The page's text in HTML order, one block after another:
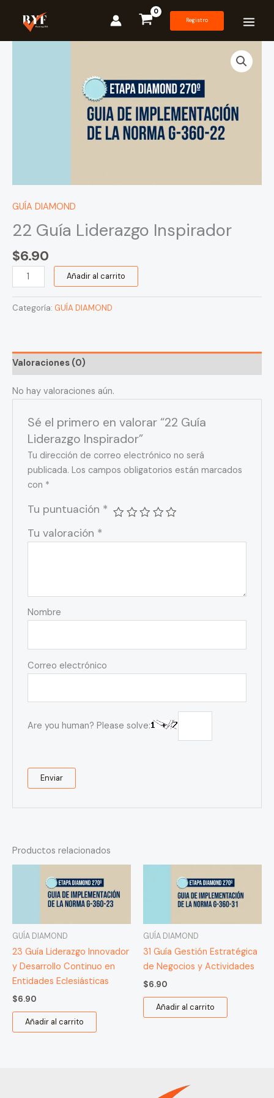
contenido
Registro
GUÍA DIAMOND
22 Guía Liderazgo Inspirador
$6.90
Añadir al carrito
Categoría: GUÍA DIAMOND
Valoraciones (0)
No hay valoraciones aún.
Sé el primero en valorar “22 Guía
Liderazgo Inspirador”
Tu dirección de correo electrónico no será
publicada. Los campos obligatorios están marcados
con *
Tu puntuación *
Tu valoración *
Nombre
Correo electrónico
Are you human? Please solve:
Productos relacionados
GUÍA DIAMOND
23 Guía Liderazgo Innovador
y Desarrollo Continuo en
Entidades Eclesiásticas
$6.90
Añadir al carrito
GUÍA DIAMOND
31 Guía Gestión Estratégica
de Negocios y Actividades
$6.90
Añadir al carrito